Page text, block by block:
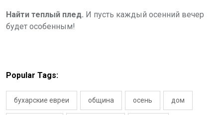
Найти теплый плед. И пусть каждый осенний вечер
будет особенным!
Popular Tags:
бухарские евреи община осень дом